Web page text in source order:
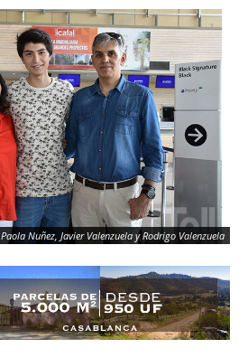
Paola Nuñez, Javier Valenzuela y Rodrigo Valenzuela